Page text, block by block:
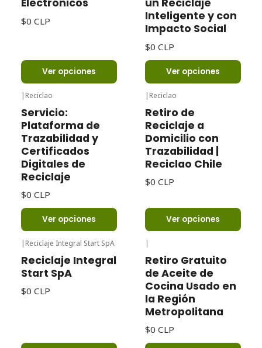
$0 CLP
Ver opciones
Inteligente y con
Impacto Social
$0 CLP
Ver opciones
| Reciclao
Servicio:
Plataforma de
Trazabilidad y
Certificados
Digitales de
Reciclaje
$0 CLP
Ver opciones
| Reciclao
Retiro de
Reciclaje a
Domicilio con
Trazabilidad |
Reciclao Chile
$0 CLP
Ver opciones
| Reciclaje Integral Start SpA
Reciclaje Integral
Start SpA
$0 CLP
|
Retiro Gratuito
de Aceite de
Cocina Usado en
la Región
Metropolitana
$0 CLP